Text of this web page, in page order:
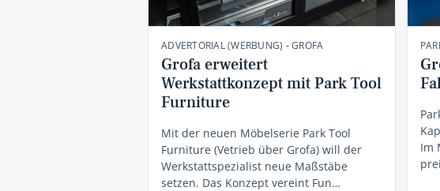
ADVERTORIAL (WERBUNG) - GROFA
Grofa erweitert
Werkstattkonzept mit Park Tool
Furniture
Mit der neuen Möbelserie Park Tool
Furniture (Vetrieb über Grofa) will der
Werkstattspezialist neue Maßstäbe
setzen. Das Konzept vereint Fun…
Im